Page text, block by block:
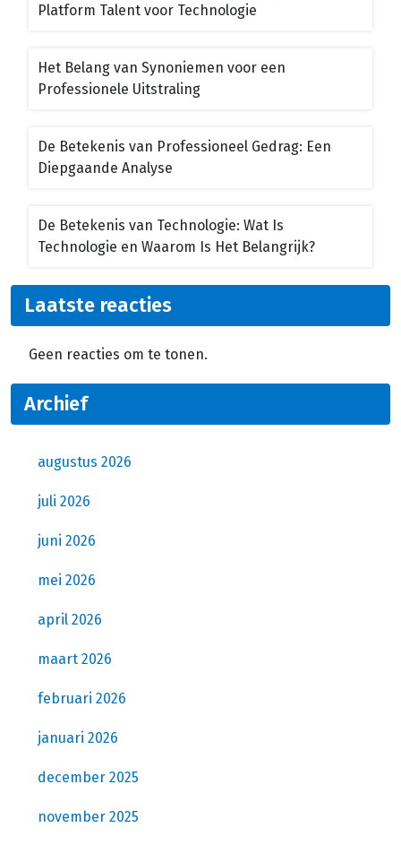
Platform Talent voor Technologie
Het Belang van Synoniemen voor een
Professionele Uitstraling
De Betekenis van Professioneel Gedrag: Een
Diepgaande Analyse
De Betekenis van Technologie: Wat Is
Technologie en Waarom Is Het Belangrijk?
Laatste reacties
Geen reacties om te tonen.
Archief
augustus 2026
juli 2026
juni 2026
mei 2026
april 2026
maart 2026
februari 2026
januari 2026
december 2025
november 2025